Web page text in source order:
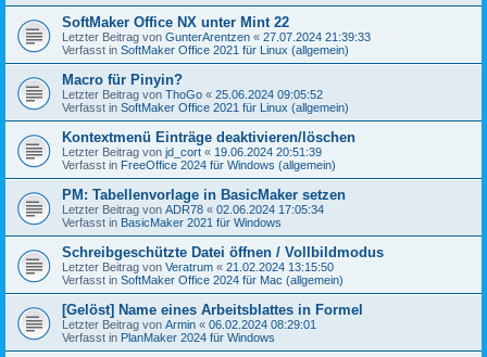
SoftMaker Office NX unter Mint 22
Letzter Beitrag von GunterArentzen « 27.07.2024 21:39:33
Verfasst in SoftMaker Office 2021 für Linux (allgemein)
Macro für Pinyin?
Letzter Beitrag von ThoGo « 25.06.2024 09:05:52
Verfasst in SoftMaker Office 2021 für Linux (allgemein)
Kontextmenü Einträge deaktivieren/löschen
Letzter Beitrag von jd_cort « 19.06.2024 20:51:39
Verfasst in FreeOffice 2024 für Windows (allgemein)
PM: Tabellenvorlage in BasicMaker setzen
Letzter Beitrag von ADR78 « 02.06.2024 17:05:34
Verfasst in BasicMaker 2021 für Windows
Schreibgeschützte Datei öffnen / Vollbildmodus
Letzter Beitrag von Veratrum « 21.02.2024 13:15:50
Verfasst in SoftMaker Office 2024 für Mac (allgemein)
[Gelöst] Name eines Arbeitsblattes in Formel
Letzter Beitrag von Armin « 06.02.2024 08:29:01
Verfasst in PlanMaker 2024 für Windows